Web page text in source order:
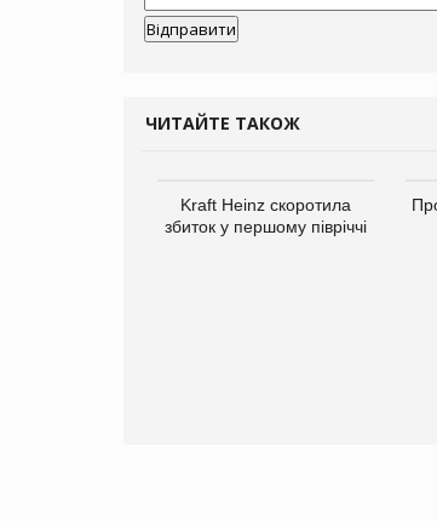
ЧИТАЙТЕ ТАКОЖ
Kraft Heinz скоротила
збиток у першому півріччі